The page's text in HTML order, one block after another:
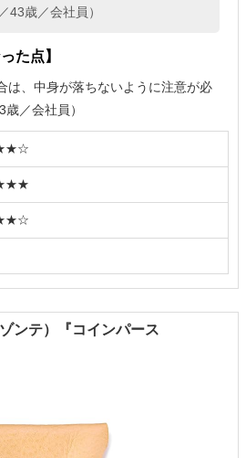
43歳／会社員）
た点】
は、中身が落ちないように注意が必
／会社員）
ンテ）『コインパース